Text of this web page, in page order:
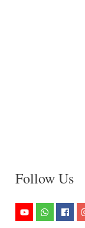
Follow Us